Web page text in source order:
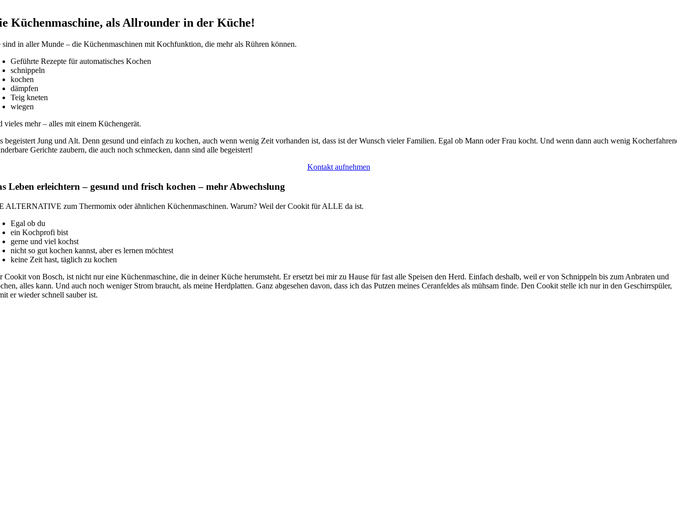
Küchenmaschine, als Allrounder in der Küche!
sind in aller Munde – die Küchenmaschinen mit Kochfunktion, die mehr als Rühren können.
Geführte Rezepte für automatisches Kochen
schnippeln
kochen
dämpfen
Teig kneten
wiegen
vieles mehr – alles mit einem Küchengerät.
begeistert Jung und Alt. Denn gesund und einfach zu kochen, auch wenn wenig Zeit vorhanden ist, dass ist der Wunsch vieler Familien. Egal ob Mann oder Frau kocht. Und wenn dann auch wenig
Gerichte zaubern, die auch noch schmecken, dann sind alle begeistert!
Kontakt aufnehmen
Leben erleichtern – gesund und frisch kochen – mehr Abwechslung
ALTERNATIVE zum Thermomix oder ähnlichen Küchenmaschinen. Warum? Weil der Cookit für ALLE da ist.
Egal ob du
ein Kochprofi bist
gerne und viel kochst
nicht so gut kochen kannst, aber es lernen möchtest
keine Zeit hast, täglich zu kochen
Cookit von Bosch, ist nicht nur eine Küchenmaschine, die in deiner Küche herumsteht. Er ersetzt bei mir zu Hause für fast alle Speisen den Herd. Einfach deshalb, weil er von Schnippeln bis zum Anbraten und
alles kann. Und auch noch weniger Strom braucht, als meine Herdplatten. Ganz abgesehen davon, dass ich das Putzen meines Ceranfeldes als mühsam finde. Den Cookit stelle ich nur in den Geschirrspüler,
er wieder schnell sauber ist.